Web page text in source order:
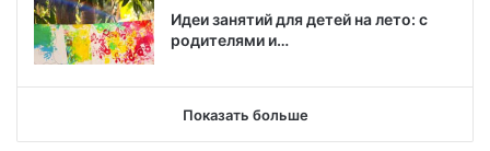
Идеи занятий для детей на лето: с
родителями и…
Показать больше